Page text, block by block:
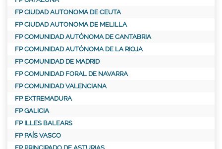
FP CIUDAD AUTONOMA DE CEUTA
FP CIUDAD AUTONOMA DE MELILLA
FP COMUNIDAD AUTÓNOMA DE CANTABRIA
FP COMUNIDAD AUTÓNOMA DE LA RIOJA
FP COMUNIDAD DE MADRID
FP COMUNIDAD FORAL DE NAVARRA
FP COMUNIDAD VALENCIANA
FP EXTREMADURA
FP GALICIA
FP ILLES BALEARS
FP PAÍS VASCO